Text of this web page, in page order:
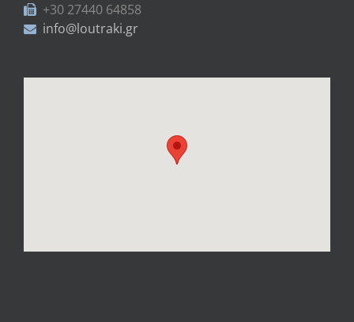
+30 27440 64858
info@loutraki.gr